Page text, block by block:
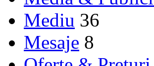
Mediu 36
Mesaje 8